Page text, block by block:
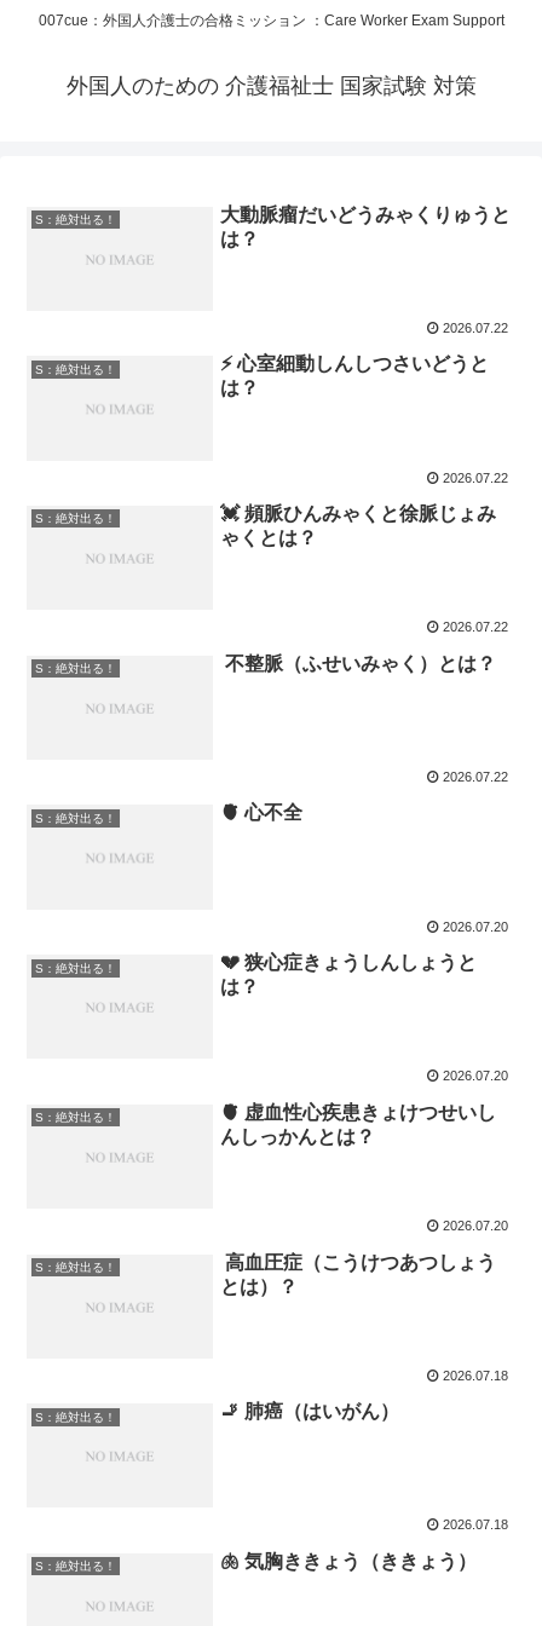
007cue：外国人介護士の合格ミッション ：Care Worker Exam Support
外国人のための 介護福祉士 国家試験 対策
S：絶対出る！
大動脈瘤だいどうみゃくりゅうと
は？
2026.07.22
S：絶対出る！
⚡ 心室細動しんしつさいどうと
は？
2026.07.22
S：絶対出る！
💓 頻脈ひんみゃくと徐脈じょみ
ゃくとは？
2026.07.22
S：絶対出る！ 不整脈（ふせいみゃく）とは？
2026.07.22
S：絶対出る！ 🫀 心不全
2026.07.20
S：絶対出る！
💔 狭心症きょうしんしょうと
は？
2026.07.20
S：絶対出る！
🫀 虚血性心疾患きょけつせいし
んしっかんとは？
2026.07.20
S：絶対出る！
高血圧症（こうけつあつしょう
とは）？
2026.07.18
S：絶対出る！ 🚬 肺癌（はいがん）
2026.07.18
S：絶対出る！ 🫁 気胸ききょう（ききょう）